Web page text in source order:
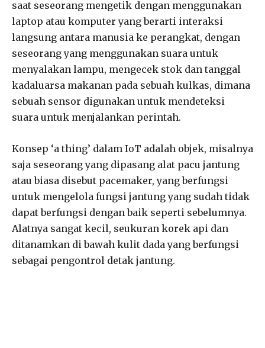
saat seseorang mengetik dengan menggunakan
laptop atau komputer yang berarti interaksi
langsung antara manusia ke perangkat, dengan
seseorang yang menggunakan suara untuk
menyalakan lampu, mengecek stok dan tanggal
kadaluarsa makanan pada sebuah kulkas, dimana
sebuah sensor digunakan untuk mendeteksi
suara untuk menjalankan perintah.
Konsep ‘a thing’ dalam IoT adalah objek, misalnya
saja seseorang yang dipasang alat pacu jantung
atau biasa disebut pacemaker, yang berfungsi
untuk mengelola fungsi jantung yang sudah tidak
dapat berfungsi dengan baik seperti sebelumnya.
Alatnya sangat kecil, seukuran korek api dan
ditanamkan di bawah kulit dada yang berfungsi
sebagai pengontrol detak jantung.